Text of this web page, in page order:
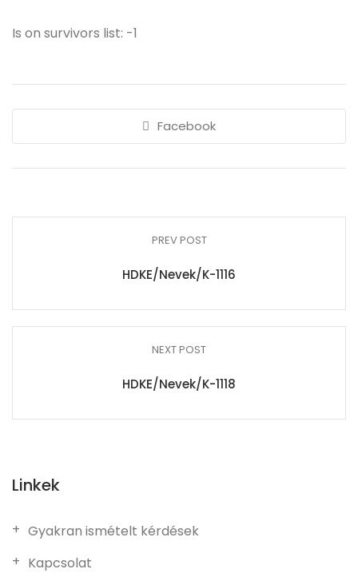
Is on survivors list: -1
Facebook
PREV POST
HDKE/Nevek/K-1116
NEXT POST
HDKE/Nevek/K-1118
Linkek
Gyakran ismételt kérdések
Kapcsolat